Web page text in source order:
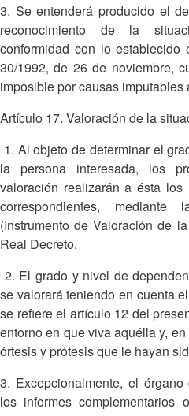
3. Se entenderá producido el
reconocimiento de la
conformidad con lo
30/1992, de 26 de noviembre,
imposible por causas
Artículo 17. Valoración de la
1. Al objeto de determinar el
la persona interesada, los
valoración realizarán a ésta los
correspondientes,
(Instrumento de Valoración de
Real Decreto.
2. El grado y nivel de
se valorará teniendo en cuenta
se refiere el artículo 12 del
entorno en que viva aquélla y,
órtesis y prótesis que le hayan
3. Excepcionalmente, el
los informes complementarios